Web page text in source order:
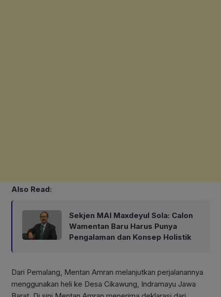
Also Read:
Sekjen MAI Maxdeyul Sola: Calon
Wamentan Baru Harus Punya
Pengalaman dan Konsep Holistik
Dari Pemalang, Mentan Amran melanjutkan perjalanannya
menggunakan heli ke Desa Cikawung, Indramayu Jawa